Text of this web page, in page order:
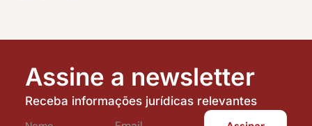
Assine a newsletter
Receba informações jurídicas relevantes